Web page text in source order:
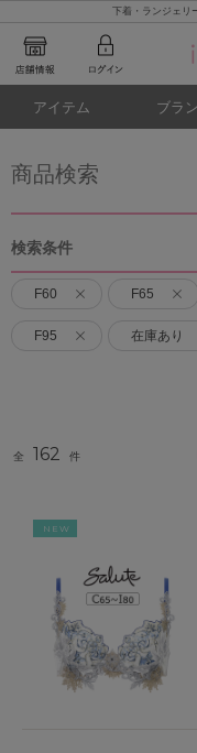
下着・ランジェ
アイテム ブラ
商品検索
検索条件
F60 F65
F95 在庫あり
全 162 件
NEW